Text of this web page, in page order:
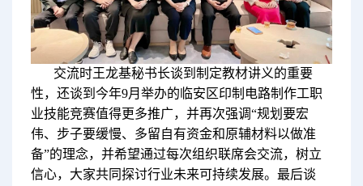
交流时王龙基秘书长谈到制定教材讲义的重要
性，还谈到今年9月举办的临安区印制电路制作工职
业技能竞赛值得更多推广，并再次强调“规划要宏
伟、步子要缓慢、多留自有资金和原辅材料以做准
备”的理念，并希望通过每次组织联席会交流，树立
信心，大家共同探讨行业未来可持续发展。最后谈